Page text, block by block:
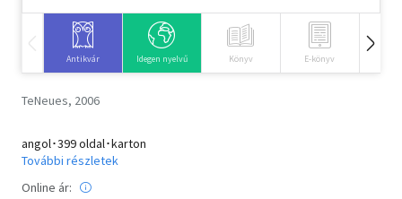
Antikvár Idegen nyelvű Könyv E-könyv
TeNeues, 2006
angol･399 oldal･karton
További részletek
Online ár: